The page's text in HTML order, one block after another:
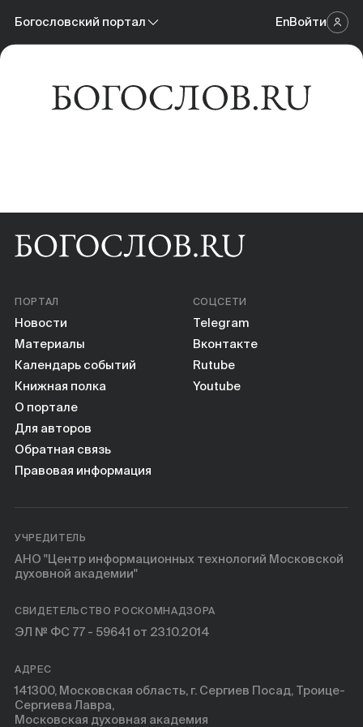
Богословский портал
Богословский портал
EnВойти
Новости
Научные инструменты
ПОРТАЛ
Новости
Материалы
Календарь событий
Книжная полка
О портале
Для авторов
Обратная связь
Правовая информация
СОЦСЕТИ
Telegram
Вконтакте
Rutube
Youtube
УЧРЕДИТЕЛЬ
АНО "Центр информационных технологий Московской
духовной академии"
СВИДЕТЕЛЬСТВО РОСКОМНАДЗОРА
ЭЛ № ФС 77 - 59641 от 23.10.2014
АДРЕС
141300, Московская область, г. Сергиев Посад, Троице-
Сергиева Лавра,
Московская духовная академия